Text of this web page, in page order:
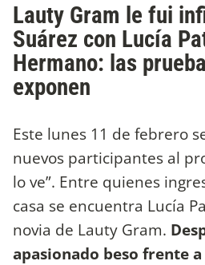
Lauty Gram le fui
Suárez con Lucía
Hermano: las
exponen
Este lunes 11 de febrero
nuevos participantes al
lo ve”. Entre quienes
casa se encuentra Lucía
novia de Lauty Gram.
apasionado beso frente